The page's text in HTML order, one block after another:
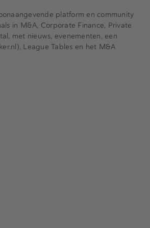
platform en community
in M&A, Corporate Finance, Private
met nieuws, evenementen, een
League Tables en het M&A